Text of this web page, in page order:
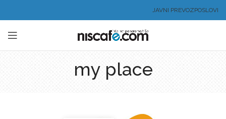
JAVNI PREVOZPOSLOVI
my place